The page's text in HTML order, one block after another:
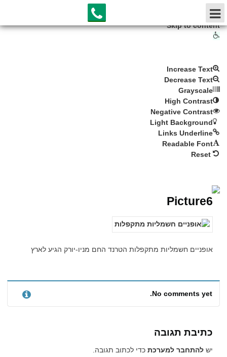
Skip to content
O
n
t
o
o
l
b
a
r
Increase Text
Decrease Text
Grayscale
High Contrast
Negative Contrast
Light Background
Links Underline
Readable Font
Reset
Picture6
אופניים חשמליות מתקפלות הטרנד החם מניו-יורק הגיע לארץ
No comments yet.
כתיבת תגובה
יש להתחבר למערכת כדי לכתוב תגובה.